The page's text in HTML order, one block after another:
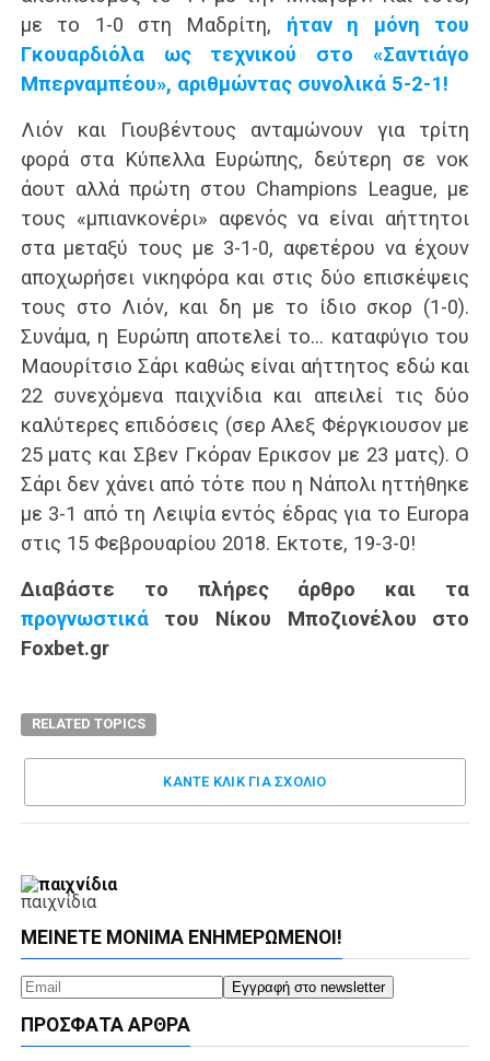
με το 1-0 στη Μαδρίτη, ήταν η μόνη του
Γκουαρδιόλα ως τεχνικού στο «Σαντιάγο
Μπερναμπέου», αριθμώντας συνολικά 5-2-1!
Λιόν και Γιουβέντους ανταμώνουν για τρίτη
φορά στα Κύπελλα Ευρώπης, δεύτερη σε νοκ
άουτ αλλά πρώτη στου Champions League, με
τους «μπιανκονέρι» αφενός να είναι αήττητοι
στα μεταξύ τους με 3-1-0, αφετέρου να έχουν
αποχωρήσει νικηφόρα και στις δύο επισκέψεις
τους στο Λιόν, και δη με το ίδιο σκορ (1-0).
Συνάμα, η Ευρώπη αποτελεί το… καταφύγιο του
Μαουρίτσιο Σάρι καθώς είναι αήττητος εδώ και
22 συνεχόμενα παιχνίδια και απειλεί τις δύο
καλύτερες επιδόσεις (σερ Αλεξ Φέργκιουσον με
25 ματς και Σβεν Γκόραν Ερικσον με 23 ματς). Ο
Σάρι δεν χάνει από τότε που η Νάπολι ηττήθηκε
με 3-1 από τη Λειψία εντός έδρας για το Europa
στις 15 Φεβρουαρίου 2018. Εκτοτε, 19-3-0!
Διαβάστε το πλήρες άρθρο και τα
προγνωστικάτου Νίκου Μποζιονέλου στο
Foxbet.gr
RELATED TOPICS
ΚΑΝΤΕ ΚΛΊΚ ΓΙΑ ΣΧΌΛΙΟ
παιχνίδια
ΜΕΊΝΕΤΕ ΜΌΝΙΜΑ ΕΝΗΜΕΡΏΜΕΝΟΙ!
ΠΡΌΣΦΑΤΑ ΆΡΘΡΑ